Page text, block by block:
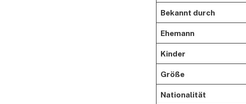
Bekannt durch
Ehemann
Kinder
Größe
Nationalität